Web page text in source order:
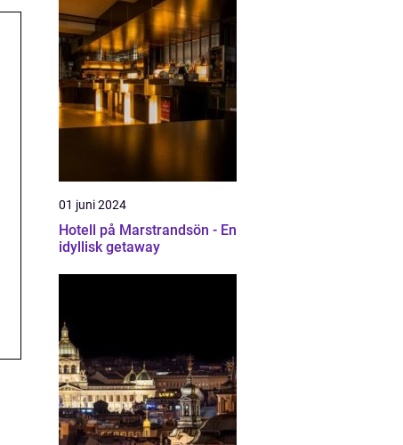
01 juni 2024
Hotell på Marstrandsön - En
idyllisk getaway